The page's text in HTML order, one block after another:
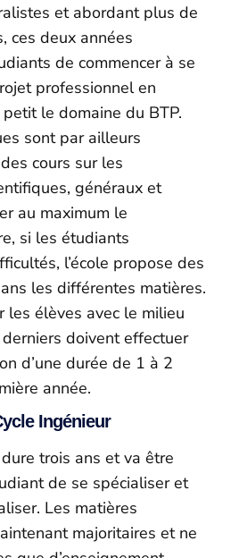
et abordant plus de
ces deux années
de commencer à se
professionnel en
le domaine du BTP.
sont par ailleurs
cours sur les
généraux et
au maximum le
si les étudiants
l’école propose des
les différentes matières.
les élèves avec le milieu
doivent effectuer
d’une durée de 1 à 2
année.
Ingénieur
trois ans et va être
de se spécialiser et
Les matières
majoritaires et ne